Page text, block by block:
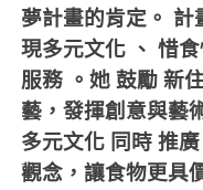
夢計畫的肯定。 計
現多元文化 、 惜
服務 。她 鼓勵 新
藝，發揮創意與藝
多元文化 同時 推
觀念，讓食物更具